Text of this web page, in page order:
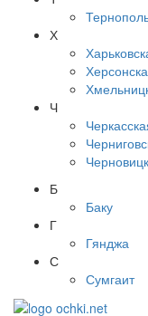
Х
Ч
Б
Баку
Г
Гянджа
С
Сумгаит